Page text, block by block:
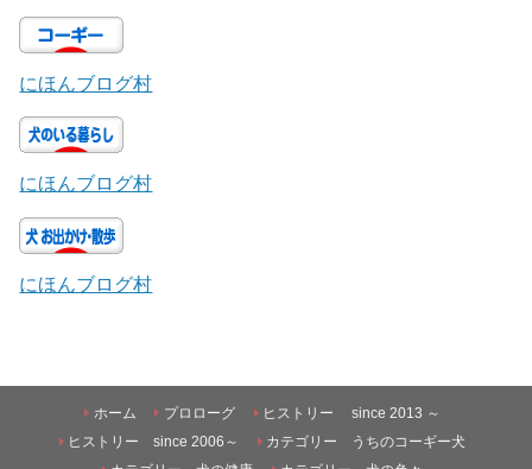
にほんブログ村
にほんブログ村
にほんブログ村
ホーム プロローグ
ヒストリー since 2013 ～
ヒストリー since 2006～
カテゴリー うちのコーギー犬